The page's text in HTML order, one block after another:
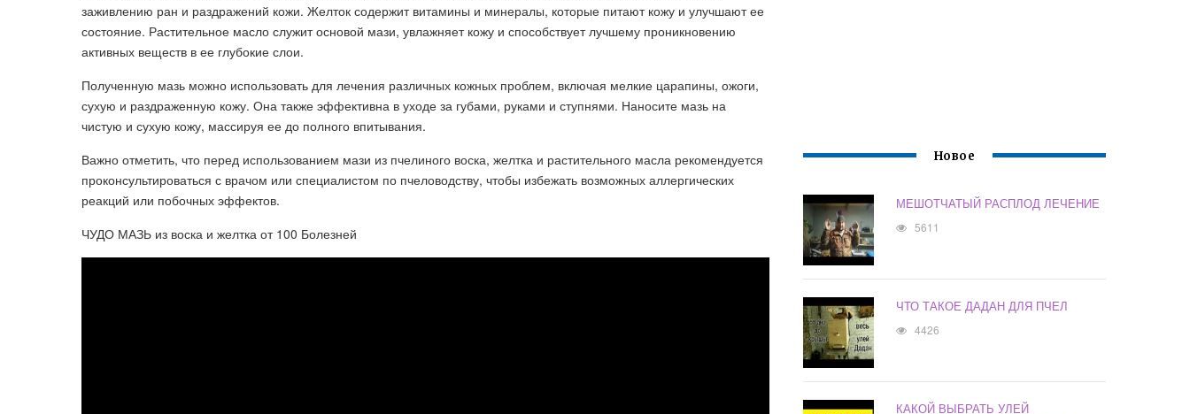
заживлению ран и раздражений кожи. Желток содержит витамины и минералы, которые питают кожу и улучшают ее
состояние. Растительное масло служит основой мази, увлажняет кожу и способствует лучшему проникновению
активных веществ в ее глубокие слои.
Полученную мазь можно использовать для лечения различных кожных проблем, включая мелкие царапины, ожоги,
сухую и раздраженную кожу. Она также эффективна в уходе за губами, руками и ступнями. Наносите мазь на
чистую и сухую кожу, массируя ее до полного впитывания.
Важно отметить, что перед использованием мази из пчелиного воска, желтка и растительного масла рекомендуется
проконсультироваться с врачом или специалистом по пчеловодству, чтобы избежать возможных аллергических
реакций или побочных эффектов.
ЧУДО МАЗЬ из воска и желтка от 100 Болезней
Новое
МЕШОТЧАТЫЙ РАСПЛОД ЛЕЧЕНИЕ
5611
ЧТО ТАКОЕ ДАДАН ДЛЯ ПЧЕЛ
4426
КАКОЙ ВЫБРАТЬ УЛЕЙ